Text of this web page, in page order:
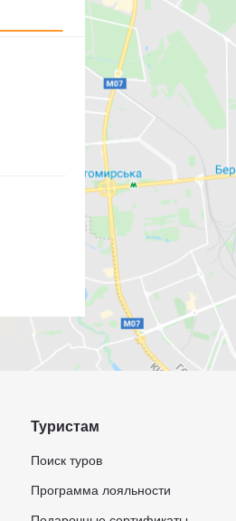
Туристам
Поиск туров
Программа лояльности